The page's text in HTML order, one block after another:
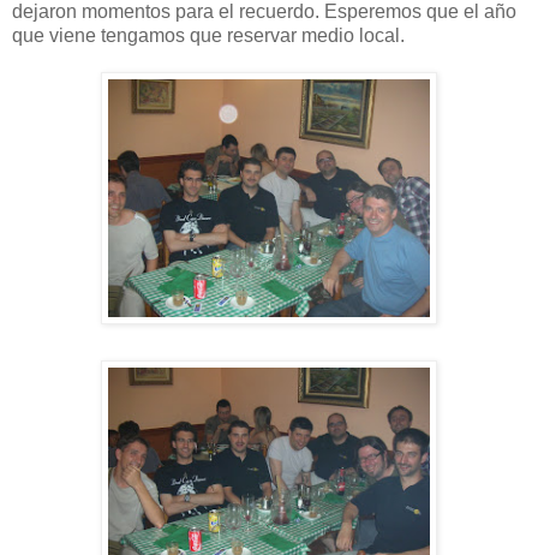
dejaron momentos para el recuerdo. Esperemos que el año
que viene tengamos que reservar medio local.